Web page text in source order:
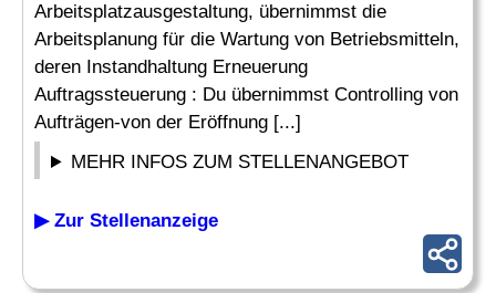
Arbeitsplatzausgestaltung, übernimmst die
Arbeitsplanung für die Wartung von Betriebsmitteln,
deren Instandhaltung Erneuerung
Auftragssteuerung : Du übernimmst Controlling von
Aufträgen-von der Eröffnung [...]
MEHR INFOS ZUM STELLENANGEBOT
▶ Zur Stellenanzeige